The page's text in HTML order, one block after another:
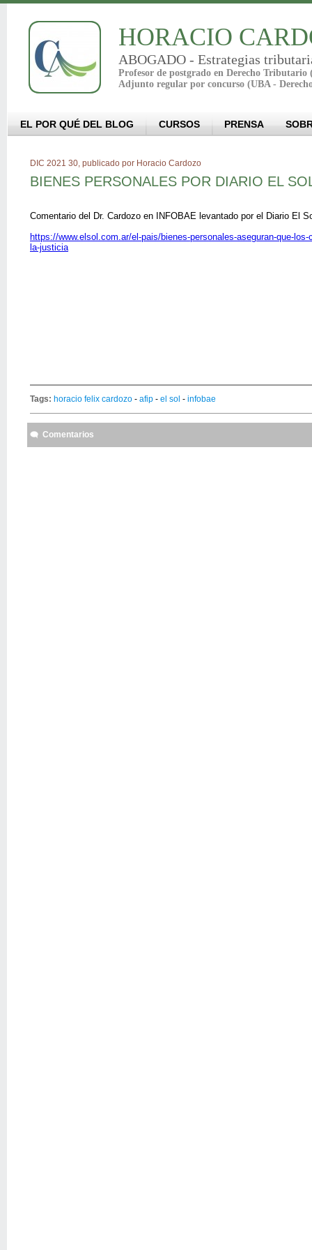
HORACIO
ABOGADO - Estrategias
Profesor de postgrado en Derecho Tributario
Adjunto regular por concurso (UBA -
EL POR QUÉ DEL BLOG CURSOS PRENSA
DIC 2021 30, publicado por Horacio Cardozo
BIENES PERSONALES POR DIARIO EL
Comentario del Dr. Cardozo en INFOBAE levantado por el Diario El
https://www.elsol.com.ar/el-pais/bienes-personales-aseguran-que-
la-justicia
Tags: horacio felix cardozo - afip - el sol - infobae
Comentarios